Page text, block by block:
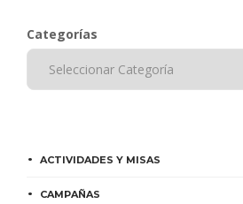
Categorías
ACTIVIDADES Y MISAS
CAMPAÑAS